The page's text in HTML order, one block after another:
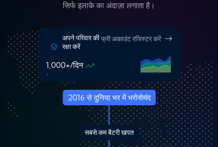
सिर्फ इलाके का अंदाज़ा लगाता है।
अपने परिवार की
रक्षा करें
फ्री अकाउंट रजिस्टर करें
1,000+/दिन
2016 से दुनिया भर में भरोसेमंद
सबसे कम बैटरी खपत